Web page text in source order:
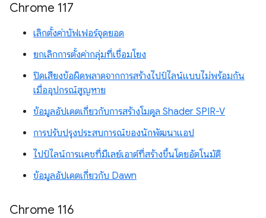
Chrome 117
เลิกตั้งค่าบัฟเฟอร์จุดยอด
ยกเลิกการตั้งค่ากลุ่มที่เชื่อมโยง
ปิดเสียงข้อผิดพลาดจากการสร้างไปป์ไลน์แบบไม่พร้อมกัน
เมื่ออุปกรณ์สูญหาย
ข้อมูลอัปเดตเกี่ยวกับการสร้างโมดูล Shader SPIR-V
การปรับปรุงประสบการณ์ของนักพัฒนาแอป
ไปป์ไลน์การแคชที่มีเลย์เอาต์ที่สร้างขึ้นโดยอัตโนมัติ
ข้อมูลอัปเดตเกี่ยวกับ Dawn
Chrome 116